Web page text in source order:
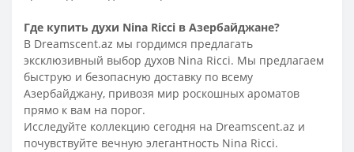
Где купить духи Nina Ricci в Азербайджане?
В Dreamscent.az мы гордимся предлагать
эксклюзивный выбор духов Nina Ricci. Мы предлагаем
быструю и безопасную доставку по всему
Азербайджану, привозя мир роскошных ароматов
прямо к вам на порог.
Исследуйте коллекцию сегодня на Dreamscent.az и
почувствуйте вечную элегантность Nina Ricci.